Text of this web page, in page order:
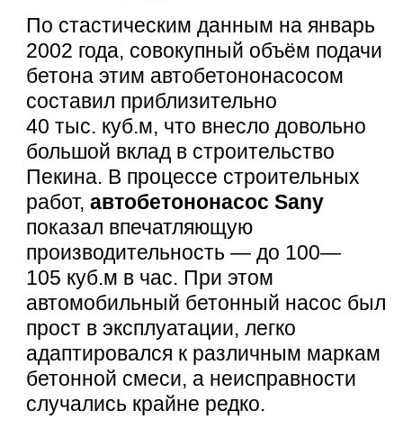
По стастическим данным на январь
2002 года, совокупный объём подачи
бетона этим автобетононасосом
составил приблизительно
40 тыс. куб.м, что внесло довольно
большой вклад в строительство
Пекина. В процессе строительных
работ, автобетононасос Sany
показал впечатляющую
производительность — до 100—
105 куб.м в час. При этом
автомобильный бетонный насос был
прост в эксплуатации, легко
адаптировался к различным маркам
бетонной смеси, а неисправности
случались крайне редко.